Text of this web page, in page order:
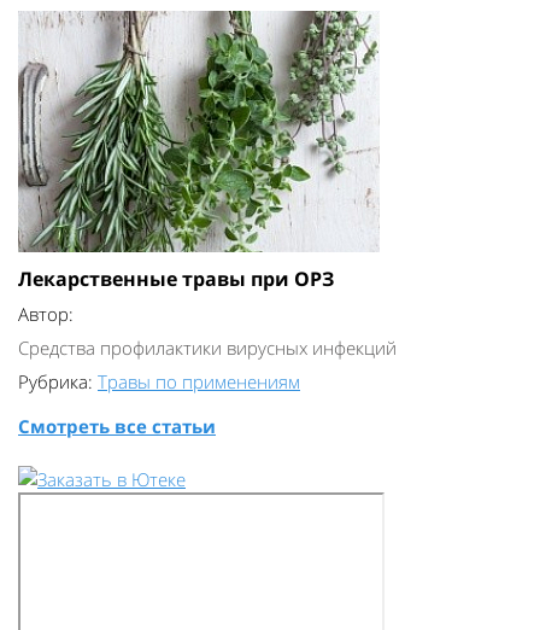
Лекарственные травы при ОРЗ
Автор:
Средства профилактики вирусных инфекций
Рубрика: Травы по применениям
Смотреть все статьи